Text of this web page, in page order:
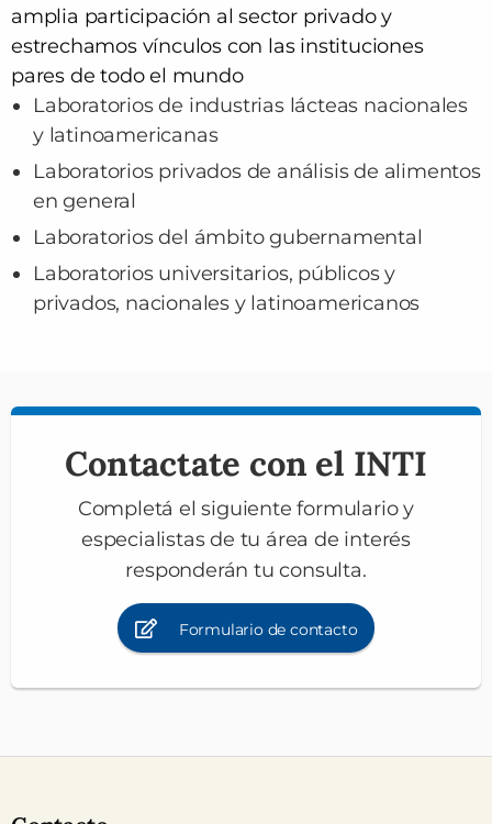
amplia participación al sector privado y
estrechamos vínculos con las instituciones
pares de todo el mundo
Laboratorios de industrias lácteas nacionales
y latinoamericanas
Laboratorios privados de análisis de alimentos
en general
Laboratorios del ámbito gubernamental
Laboratorios universitarios, públicos y
privados, nacionales y latinoamericanos
Contactate con el INTI
Completá el siguiente formulario y
especialistas de tu área de interés
responderán tu consulta.
Formulario de contacto